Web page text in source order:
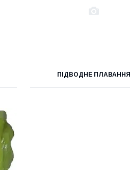
ПІДВОДНЕ ПЛАВАННЯ